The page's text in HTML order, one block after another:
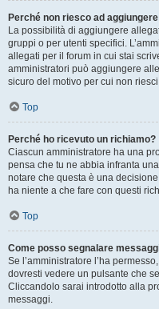
Perché non riesco ad
La possibilità di aggiungere
gruppi o per utenti specifici.
allegati per il forum in cui stai
amministratori può aggiungere
sicuro del motivo per cui non
Top
Perché ho ricevuto un richiamo?
Ciascun amministratore ha una
pensa che tu ne abbia infranta
notare che questa è una
ha niente a che fare con questi
Top
Come posso segnalare
Se l’amministratore l’ha
dovresti vedere un pulsante che
Cliccandolo sarai introdotto alla
messaggi.